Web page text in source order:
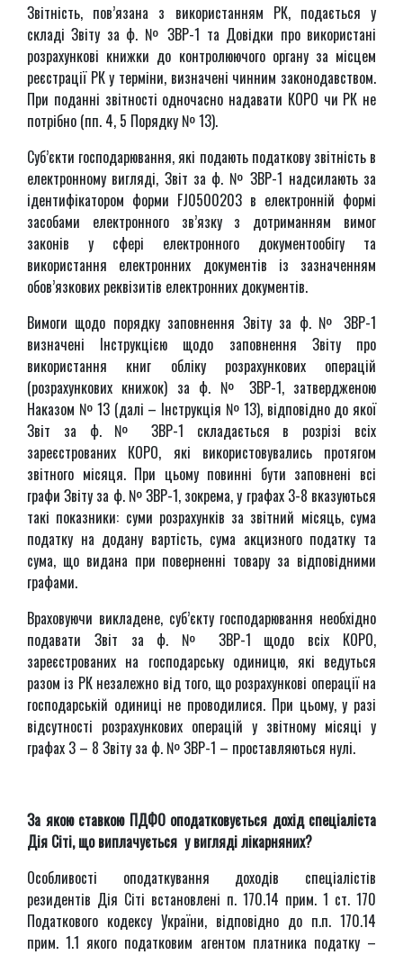
Звітність, пов’язана з використанням РК, подається у
складі Звіту за ф. № ЗВР-1 та Довідки про використані
розрахункові книжки до контролюючого органу за місцем
реєстрації РК у терміни, визначені чинним законодавством.
При поданні звітності одночасно надавати КОРО чи РК не
потрібно (пп. 4, 5 Порядку № 13).
Суб’єкти господарювання, які подають податкову звітність в
електронному вигляді, Звіт за ф. № ЗВР-1 надсилають за
ідентифікатором форми FJ0500203 в електронній формі
засобами електронного зв’язку з дотриманням вимог
законів у сфері електронного документообігу та
використання електронних документів із зазначенням
обов’язкових реквізитів електронних документів.
Вимоги щодо порядку заповнення Звіту за ф. № ЗВР-1
визначені Інструкцією щодо заповнення Звіту про
використання книг обліку розрахункових операцій
(розрахункових книжок) за ф. № ЗВР-1, затвердженою
Наказом № 13 (далі – Інструкція № 13), відповідно до якої
Звіт за ф. № ЗВР-1 складається в розрізі всіх
зареєстрованих КОРО, які використовувались протягом
звітного місяця. При цьому повинні бути заповнені всі
графи Звіту за ф. № ЗВР-1, зокрема, у графах 3-8 вказуються
такі показники: суми розрахунків за звітний місяць, сума
податку на додану вартість, сума акцизного податку та
сума, що видана при поверненні товару за відповідними
графами.
Враховуючи викладене, суб’єкту господарювання необхідно
подавати Звіт за ф. № ЗВР-1 щодо всіх КОРО,
зареєстрованих на господарську одиницю, які ведуться
разом із РК незалежно від того, що розрахункові операції на
господарській одиниці не проводилися. При цьому, у разі
відсутності розрахункових операцій у звітному місяці у
графах 3 – 8 Звіту за ф. № ЗВР-1 – проставляються нулі.
За якою ставкою ПДФО оподатковується дохід спеціаліста
Дія Сіті, що виплачується у вигляді лікарняних?
Особливості оподаткування доходів спеціалістів
резидентів Дія Сіті встановлені п. 170.14 прим. 1 ст. 170
Податкового кодексу України, відповідно до п.п. 170.14
прим. 1.1 якого податковим агентом платника податку –